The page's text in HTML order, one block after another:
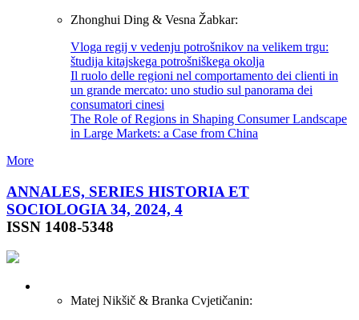
Zhonghui Ding & Vesna Žabkar:
Vloga regij v vedenju potrošnikov na velikem trgu:
študija kitajskega potrošniškega okolja
Il ruolo delle regioni nel comportamento dei clienti in
un grande mercato: uno studio sul panorama dei
consumatori cinesi
The Role of Regions in Shaping Consumer Landscape
in Large Markets: a Case from China
More
ANNALES, SERIES HISTORIA ET
SOCIOLOGIA 34, 2024, 4
ISSN 1408-5348
Matej Nikšič & Branka Cvjetičanin: